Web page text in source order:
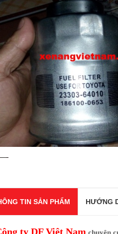
TIN SẢN PHẨM HƯỚNG
ty DF Việt Nam chuyên